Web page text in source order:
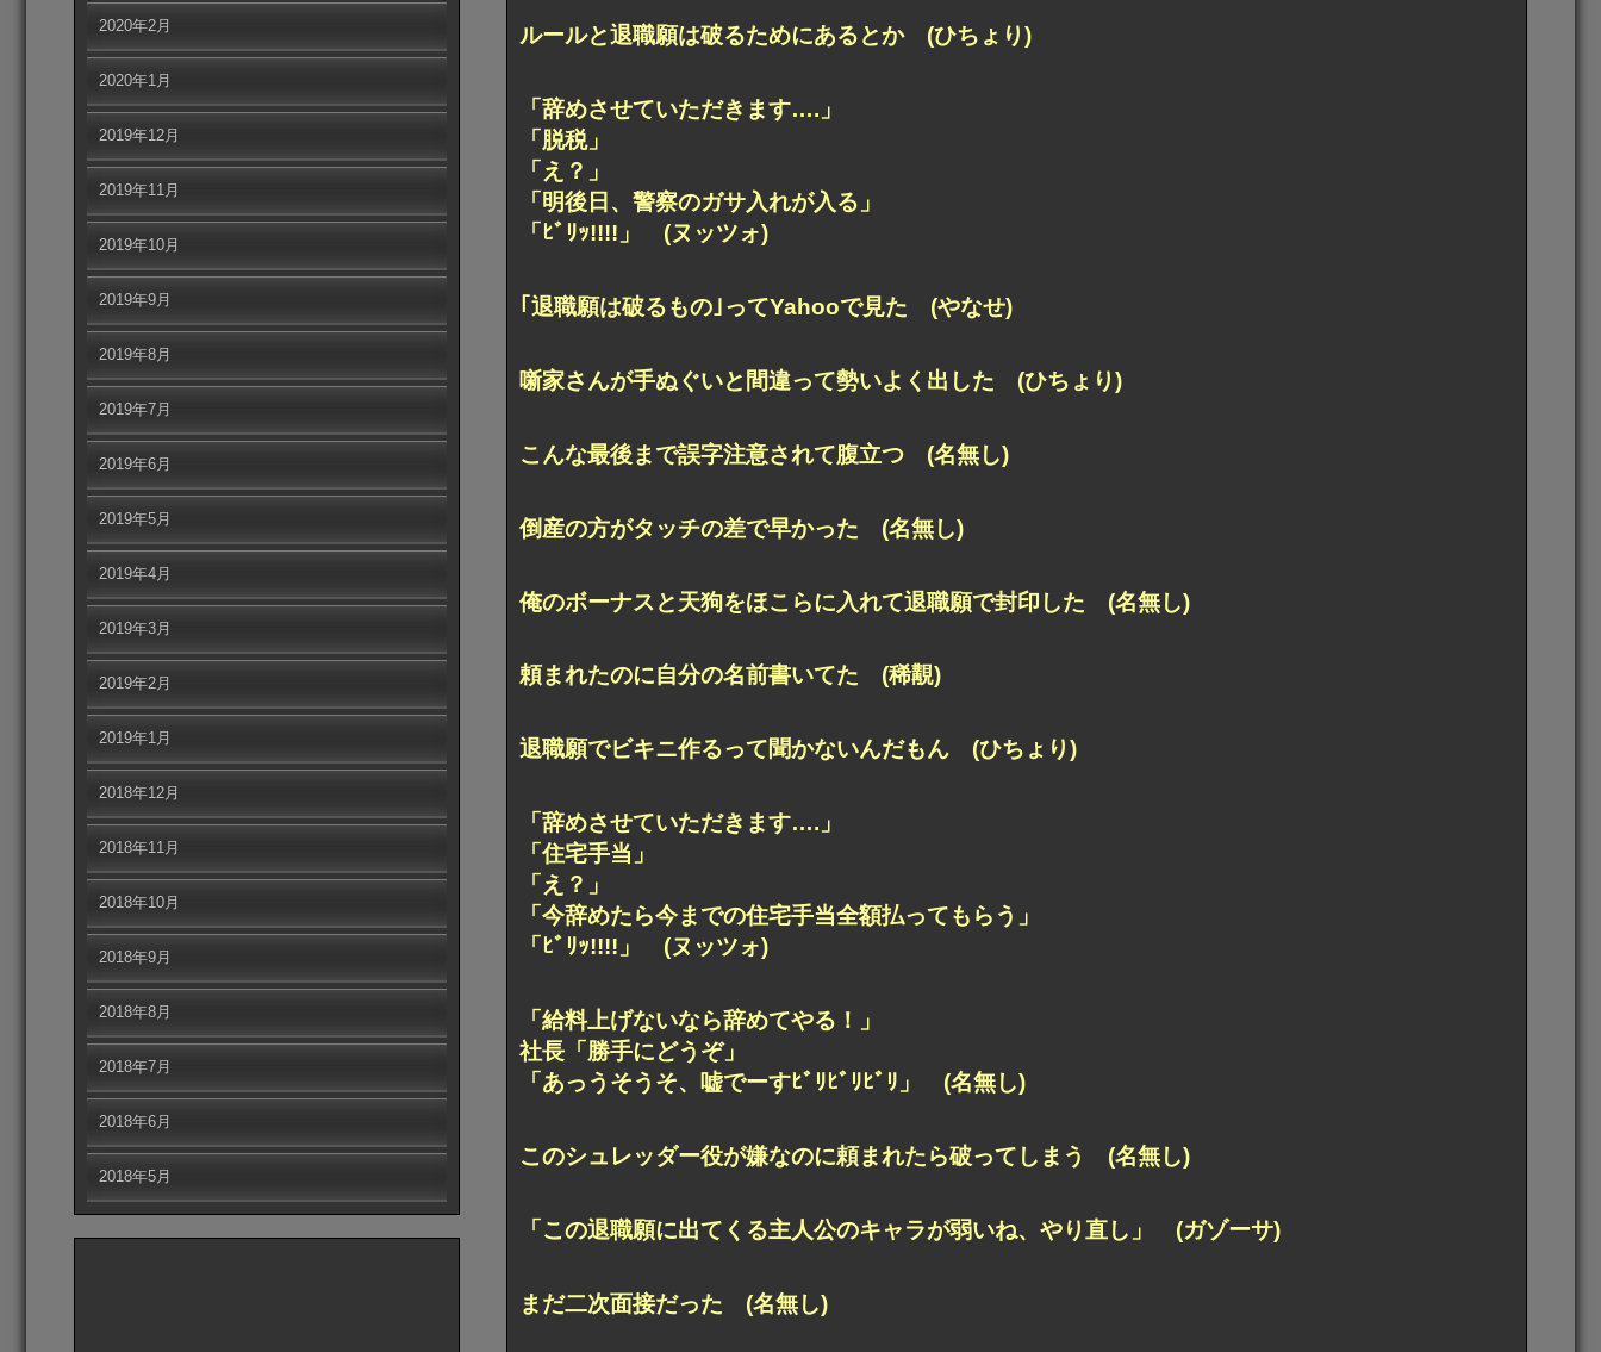
ルールと退職願は破るためにあるとか (ひちょり)
「辞めさせていただきます….」
「脱税」
「え？」
「明後日、警察のガサ入れが入る」
「ﾋﾞﾘｯ!!!!」 (ヌッツォ)
｢退職願は破るもの｣ってYahooで見た (やなせ)
噺家さんが手ぬぐいと間違って勢いよく出した (ひちょり)
こんな最後まで誤字注意されて腹立つ (名無し)
倒産の方がタッチの差で早かった (名無し)
俺のボーナスと天狗をほこらに入れて退職願で封印した (名無し)
頼まれたのに自分の名前書いてた (稀覯)
退職願でビキニ作るって聞かないんだもん (ひちょり)
「辞めさせていただきます….」
「住宅手当」
「え？」
「今辞めたら今までの住宅手当全額払ってもらう」
「ﾋﾞﾘｯ!!!!」 (ヌッツォ)
「給料上げないなら辞めてやる！」
社長「勝手にどうぞ」
「あっうそうそ、嘘でーすﾋﾞﾘﾋﾞﾘﾋﾞﾘ」 (名無し)
このシュレッダー役が嫌なのに頼まれたら破ってしまう (名無し)
「この退職願に出てくる主人公のキャラが弱いね、やり直し」 (ガゾーサ)
まだ二次面接だった (名無し)
2020年2月
2020年1月
2019年12月
2019年11月
2019年10月
2019年9月
2019年8月
2019年7月
2019年6月
2019年5月
2019年4月
2019年3月
2019年2月
2019年1月
2018年12月
2018年11月
2018年10月
2018年9月
2018年8月
2018年7月
2018年6月
2018年5月